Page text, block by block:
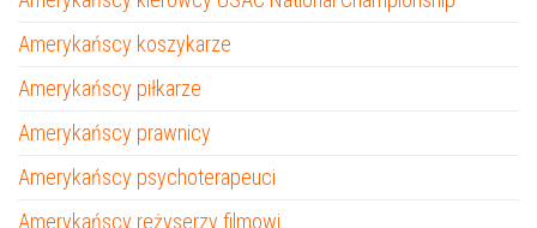
Amerykańscy koszykarze
Amerykańscy piłkarze
Amerykańscy prawnicy
Amerykańscy psychoterapeuci
Amerykańscy reżyserzy filmowi